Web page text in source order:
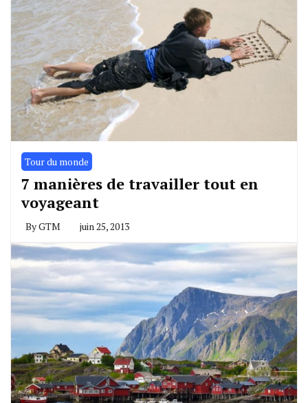
Tour du monde
7 manières de travailler tout en
voyageant
ByGTM juin 25, 2013